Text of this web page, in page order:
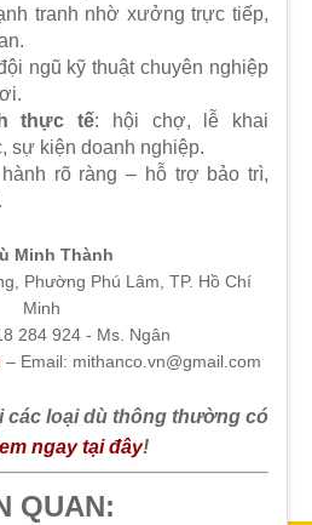
tranh nhờ xưởng trực tiếp,
ngũ kỹ thuật chuyên nghiệp
thực tế: hội chợ, lễ khai
sự kiện doanh nghiệp.
rõ ràng – hỗ trợ bảo trì,
Minh Thành
Phường Phú Lâm, TP. Hồ Chí
Minh
284 924 - Ms. Ngân
– Email: mithanco.vn@gmail.com
các loại dù thông thường có
ngay tại đây!
QUAN: